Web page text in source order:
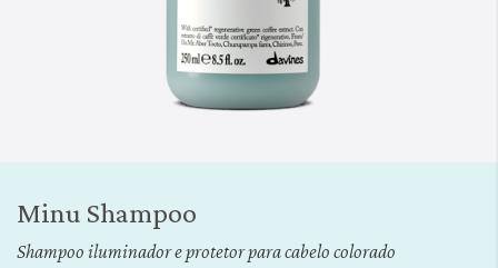
início
Minu Shampoo
Shampoo iluminador e protetor para cabelo colorado